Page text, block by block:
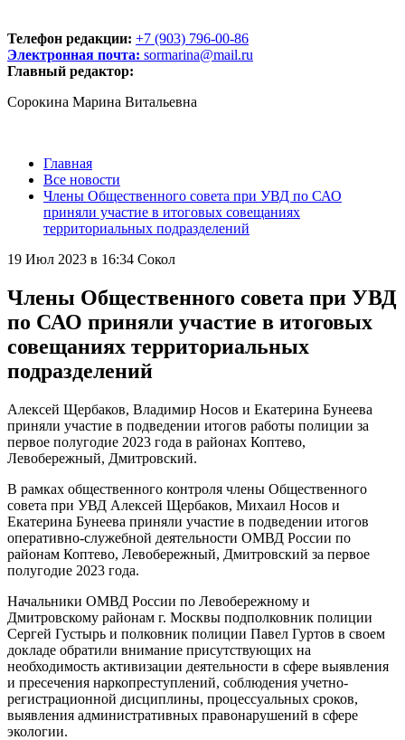
Телефон редакции: +7 (903) 796-00-86
Электронная почта: sormarina@mail.ru
Главный редактор:
Сорокина Марина Витальевна
Главная
Все новости
Члены Общественного совета при УВД по САО
приняли участие в итоговых совещаниях
территориальных подразделений
19 Июл 2023 в 16:34 Сокол
Члены Общественного совета при УВД
по САО приняли участие в итоговых
совещаниях территориальных
подразделений
Алексей Щербаков, Владимир Носов и Екатерина Бунеева
приняли участие в подведении итогов работы полиции за
первое полугодие 2023 года в районах Коптево,
Левобережный, Дмитровский.
В рамках общественного контроля члены Общественного
совета при УВД Алексей Щербаков, Михаил Носов и
Екатерина Бунеева приняли участие в подведении итогов
оперативно-служебной деятельности ОМВД России по
районам Коптево, Левобережный, Дмитровский за первое
полугодие 2023 года.
Начальники ОМВД России по Левобережному и
Дмитровскому районам г. Москвы подполковник полиции
Сергей Густырь и полковник полиции Павел Гуртов в своем
докладе обратили внимание присутствующих на
необходимость активизации деятельности в сфере выявления
и пресечения наркопреступлений, соблюдения учетно-
регистрационной дисциплины, процессуальных сроков,
выявления административных правонарушений в сфере
экологии.